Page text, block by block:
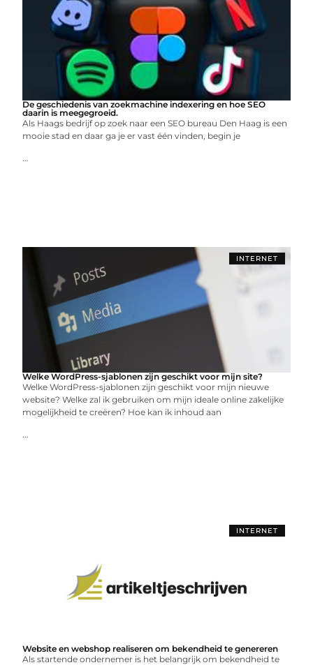
De geschiedenis van zoekmachine indexering en hoe SEO
daarin is meegegroeid.
Als Haags bedrijf op zoek naar een SEO bureau Den Haag is een
mooie stad en daar ga je er vast één vinden, begin je
...
INTERNET
Welke WordPress-sjablonen zijn geschikt voor mijn site?
Welke WordPress-sjablonen zijn geschikt voor mijn nieuwe
website? Welke zal ik gebruiken om mijn ideale online zakelijke
mogelijkheid te creëren? Hoe kan ik inhoud aan
...
INTERNET
Website en webshop realiseren om bekendheid te genereren
Als startende ondernemer is het belangrijk om bekendheid te